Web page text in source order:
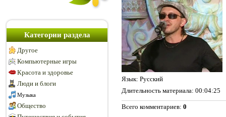
Категории раздела
Другое
Компьютерные игры
Красота и здоровье
Люди и блоги
Музыка
Общество
Язык: Русский
Длительность материала: 00:04:25
Всего комментариев: 0